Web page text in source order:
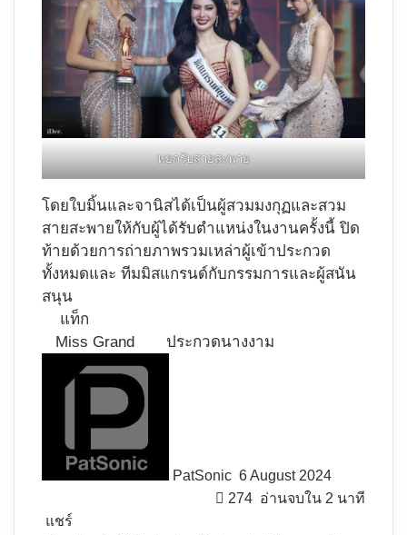
หยกรับสายสะพาย
โดยใบมิ้นและจานิสได้เป็นผู้สวมมงกุฏและสวม
สายสะพายให้กับผู้ได้รับตำแหน่งในงานครั้งนี้ ปิด
ท้ายด้วยการถ่ายภาพรวมเหล่าผู้เข้าประกวด
ทั้งหมดและ ทีมมิสแกรนด์กับกรรมการและผู้สนัน
สนุน
แท็ก
Miss Grand
ประกวดนางงาม
PatSonic 6 August 2024
274 อ่านจบใน 2 นาที
แชร์